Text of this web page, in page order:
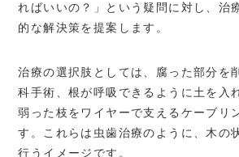
ればいいの？」という疑問に対し、治
的な解決策を提案します。
治療の選択肢としては、腐った部分を
科手術、根が呼吸できるように土を入
弱った枝をワイヤーで支えるケーブリ
す。これらは虫歯治療のように、木の
行うイメージです。